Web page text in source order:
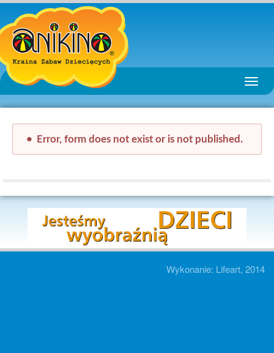
Toggle
Error, form does not exist or is not published.
Wykonanie: Lifeart, 2014